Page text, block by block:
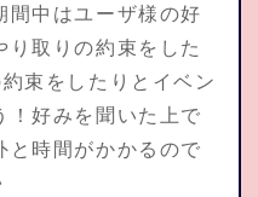
間中はユーザ様の好
取りの約束をした
束をしたりとイベン
！好みを聞いた上で
と時間がかかるので